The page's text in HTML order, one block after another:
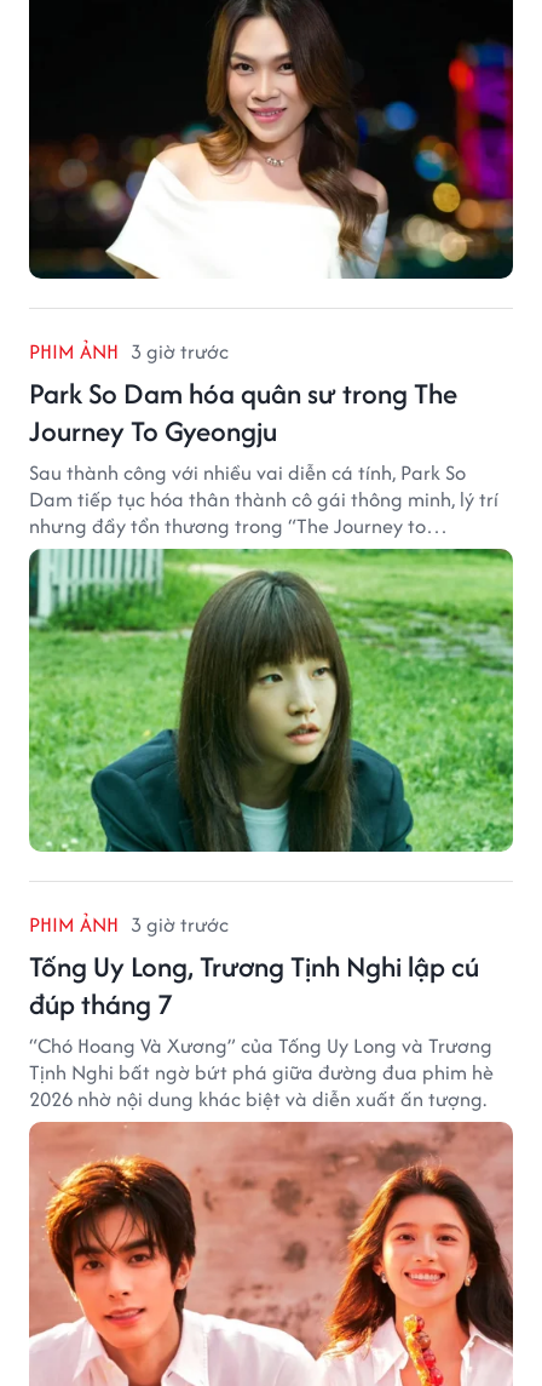
PHIM ẢNH 3 giờ trước
Park So Dam hóa quân sư trong The
Journey To Gyeongju
Sau thành công với nhiều vai diễn cá tính, Park So
Dam tiếp tục hóa thân thành cô gái thông minh, lý trí
nhưng đầy tổn thương trong “The Journey to
Gyeongju”.
PHIM ẢNH 3 giờ trước
Tống Uy Long, Trương Tịnh Nghi lập cú
đúp tháng 7
“Chó Hoang Và Xương” của Tống Uy Long và Trương
Tịnh Nghi bất ngờ bứt phá giữa đường đua phim hè
2026 nhờ nội dung khác biệt và diễn xuất ấn tượng.